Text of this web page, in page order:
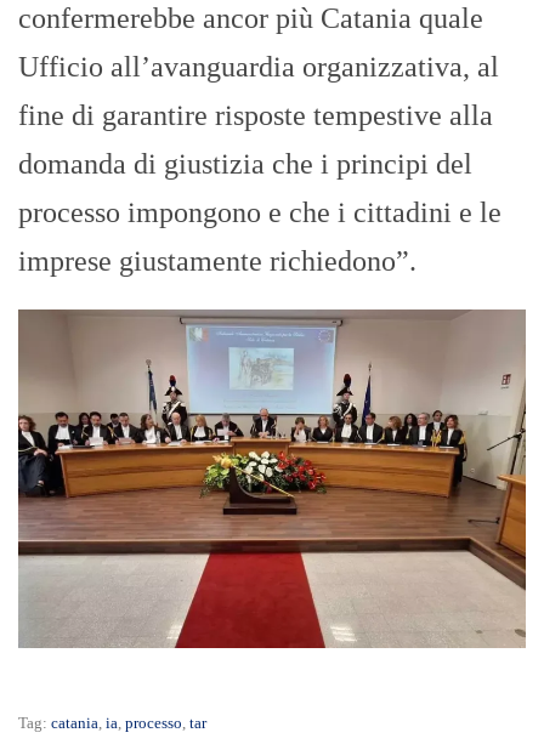
confermerebbe ancor più Catania quale
Ufficio all’avanguardia organizzativa, al
fine di garantire risposte tempestive alla
domanda di giustizia che i principi del
processo impongono e che i cittadini e le
imprese giustamente richiedono”.
Tag: catania ia processo tar